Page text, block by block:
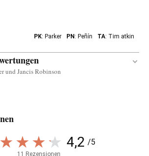
PK: Parker PN: Peñín TA: Tim atkin
und Jancis Robinson
2021 La Vizcaína El Rapolao, from
vines in the paraje. There is a change
4,2 /5
11 Rezensionen